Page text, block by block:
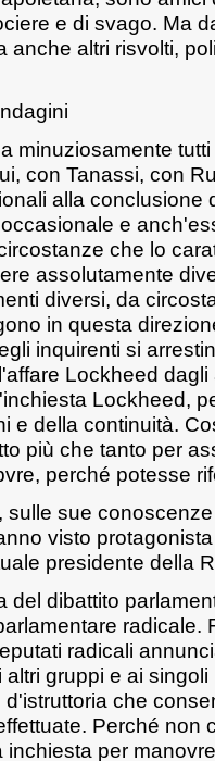
e di svago. Ma
anche altri risvolti,
minuziosamente
con Tanassi, con
alla conclusione
e
che lo
assolutamente
diversi, da
in questa
inquirenti si
Lockheed dagli
Lockheed,
e della continuità.
più che tanto per
perché potesse
sue
visto
presidente della
del dibattito
radicale.
radicali
gruppi e ai singoli
che
Perché non
per